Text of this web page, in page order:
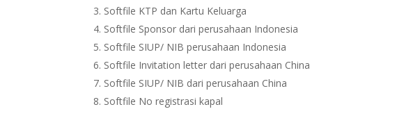
Softfile KTP dan Kartu Keluarga
Softfile Sponsor dari perusahaan Indonesia
Softfile SIUP/ NIB perusahaan Indonesia
Softfile Invitation letter dari perusahaan China
Softfile SIUP/ NIB dari perusahaan China
Softfile No registrasi kapal